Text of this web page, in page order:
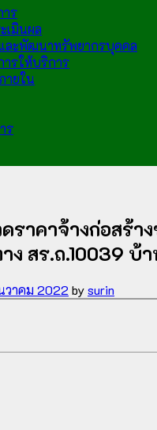
าร
เมินผล
ละพัฒนาทรัพยากรบุคคล
ารให้บริการ
ายใน
ร
ดราคาจ้างก่อสร้
ง สร.ถ.10039
วาคม 2022 bysurin